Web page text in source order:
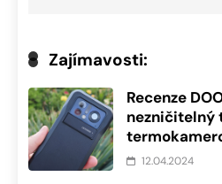
Zajímavosti:
Recenze
nezničitelný
12.04.2024